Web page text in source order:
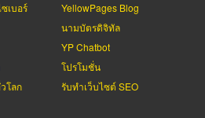
เบอร์
โลก
YellowPages Blog
นามบัตรดิจิทัล
YP Chatbot
โปรโมชั่น
รับทำเว็บไซต์ SEO